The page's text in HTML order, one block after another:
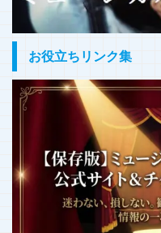
お役立ちリンク集